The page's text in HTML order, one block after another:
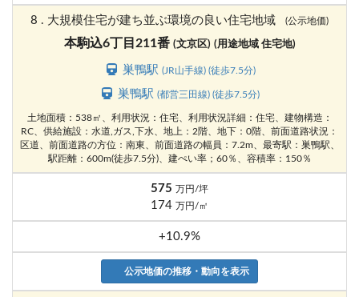
8 . 大規模住宅が建ち並ぶ環境の良い住宅地域 (公示地価)
本駒込6丁目211番 (文京区) (用途地域 住宅地)
巣鴨駅 (JR山手線) (徒歩7.5分)
巣鴨駅(都営三田線) (徒歩7.5分)
土地面積：538㎡、利用状況：住宅、利用状況詳細：住宅、建物構造：
RC、供給施設：水道,ガス,下水、地上：2階、地下：0階、前面道路状況：
区道、前面道路の方位：南東、前面道路の幅員：7.2m、最寄駅：巣鴨駅、
駅距離：600m(徒歩7.5分)、建ぺい率；60％、容積率：150％
575 万円/坪
174 万円/㎡
+10.9%
公示地価の推移・動向を表示